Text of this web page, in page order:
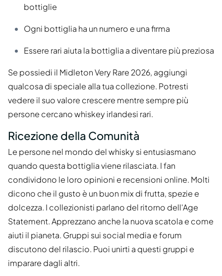
bottiglie
Ogni bottiglia ha un numero e una firma
Essere rari aiuta la bottiglia a diventare più preziosa
Se possiedi il Midleton Very Rare 2026, aggiungi
qualcosa di speciale alla tua collezione. Potresti
vedere il suo valore crescere mentre sempre più
persone cercano whiskey irlandesi rari.
Ricezione della Comunità
Le persone nel mondo del whisky si entusiasmano
quando questa bottiglia viene rilasciata. I fan
condividono le loro opinioni e recensioni online. Molti
dicono che il gusto è un buon mix di frutta, spezie e
dolcezza. I collezionisti parlano del ritorno dell'Age
Statement. Apprezzano anche la nuova scatola e come
aiuti il pianeta. Gruppi sui social media e forum
discutono del rilascio. Puoi unirti a questi gruppi e
imparare dagli altri.